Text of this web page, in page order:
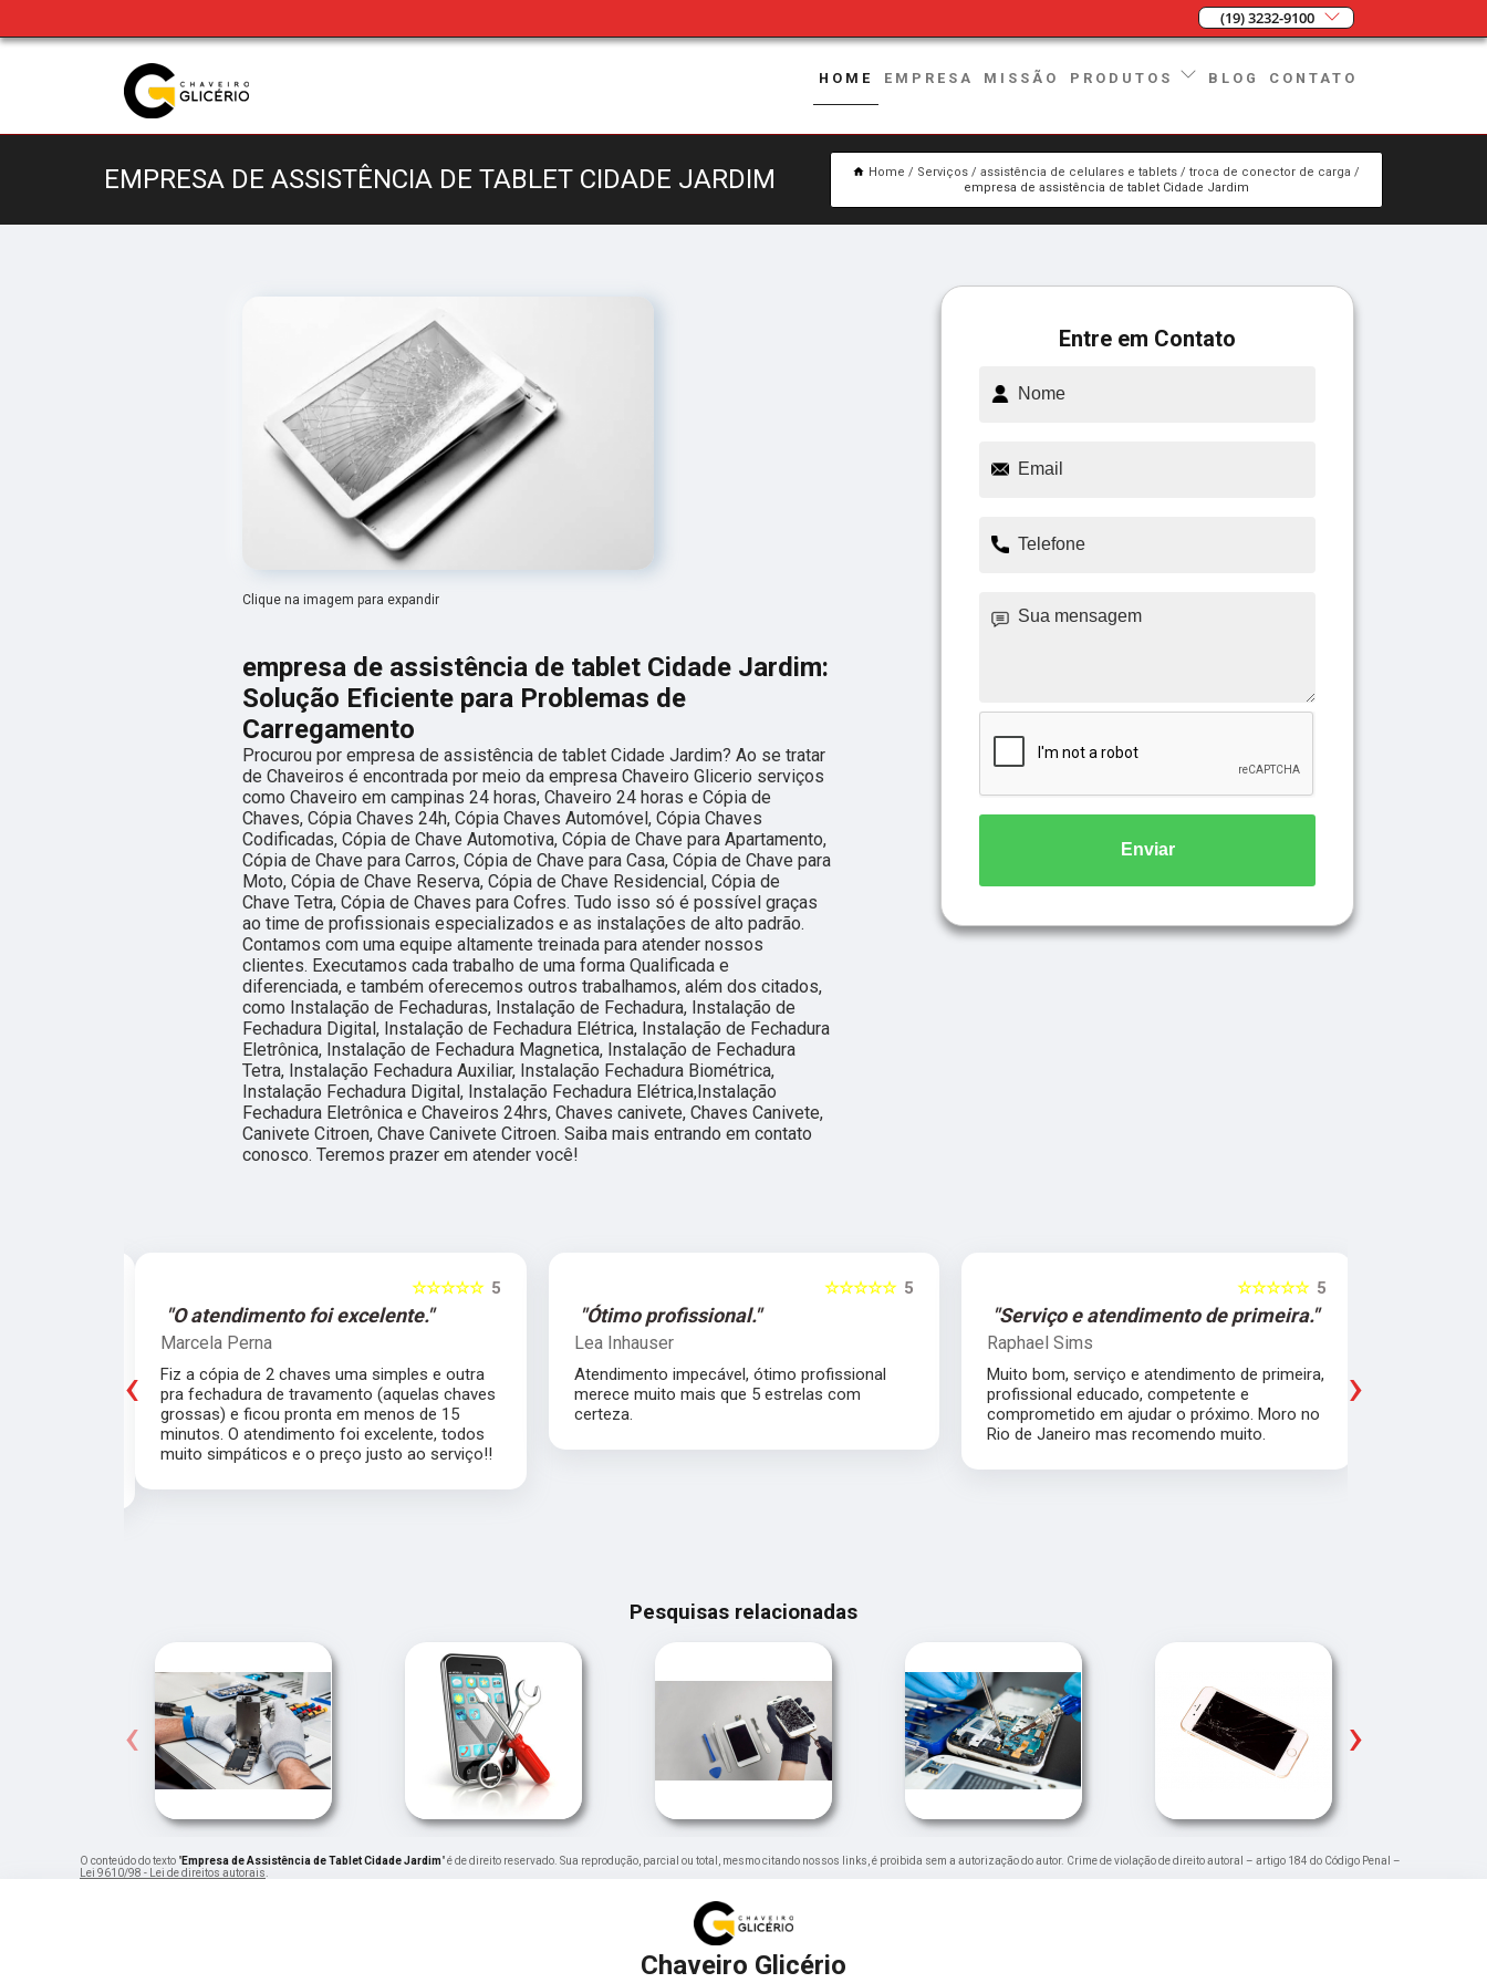
(19) 3232-9100
HOME EMPRESA MISSÃO PRODUTOS BLOG CONTATO
EMPRESA DE ASSISTÊNCIA DE TABLET CIDADE JARDIM Home Serviços assistência de celulares e tablets
troca de conector de carga
empresa de assistência de tablet Cidade Jardim
Clique na imagem para expandir
empresa de assistência de tablet Cidade Jardim:
Solução Eficiente para Problemas de
Carregamento
Procurou por empresa de assistência de tablet Cidade Jardim? Ao se tratar
de Chaveiros é encontrada por meio da empresa Chaveiro Glicerio serviços
como Chaveiro em campinas 24 horas, Chaveiro 24 horas e Cópia de
Chaves, Cópia Chaves 24h, Cópia Chaves Automóvel, Cópia Chaves
Codificadas, Cópia de Chave Automotiva, Cópia de Chave para Apartamento,
Cópia de Chave para Carros, Cópia de Chave para Casa, Cópia de Chave para
Moto, Cópia de Chave Reserva, Cópia de Chave Residencial, Cópia de
Chave Tetra, Cópia de Chaves para Cofres. Tudo isso só é possível graças
ao time de profissionais especializados e as instalações de alto padrão.
Contamos com uma equipe altamente treinada para atender nossos
clientes. Executamos cada trabalho de uma forma Qualificada e
diferenciada, e também oferecemos outros trabalhamos, além dos citados,
como Instalação de Fechaduras, Instalação de Fechadura, Instalação de
Fechadura Digital, Instalação de Fechadura Elétrica, Instalação de Fechadura
Eletrônica, Instalação de Fechadura Magnetica, Instalação de Fechadura
Tetra, Instalação Fechadura Auxiliar, Instalação Fechadura Biométrica,
Instalação Fechadura Digital, Instalação Fechadura Elétrica,Instalação
Fechadura Eletrônica e Chaveiros 24hrs, Chaves canivete, Chaves Canivete,
Canivete Citroen, Chave Canivete Citroen. Saiba mais entrando em contato
conosco. Teremos prazer em atender você!
Entre em Contato
Enviar
5
☆☆☆☆☆
"O atendimento foi excelente."
Marcela Perna
Fiz a cópia de 2 chaves uma simples e outra
pra fechadura de travamento (aquelas chaves
grossas) e ficou pronta em menos de 15
minutos. O atendimento foi excelente, todos
muito simpáticos e o preço justo ao serviço!!
5
☆☆☆☆☆
"Ótimo profissional."
Lea Inhauser
Atendimento impecável, ótimo profissional
merece muito mais que 5 estrelas com
certeza.
5
☆☆☆☆☆
"Serviço e atendimento de primeira."
Raphael Sims
Muito bom, serviço e atendimento de primeira,
profissional educado, competente e
comprometido em ajudar o próximo. Moro no
Rio de Janeiro mas recomendo muito.
‹ ›
Pesquisas relacionadas
‹ ›
O conteúdo do texto "Empresa de Assistência de Tablet Cidade Jardim" é de direito reservado. Sua reprodução, parcial ou total, mesmo citando nossos links, é proibida sem a autorização do autor. Crime de violação de direito autoral – artigo 184 do Código Penal –
Lei 9610/98 - Lei de direitos autorais.
Chaveiro Glicério